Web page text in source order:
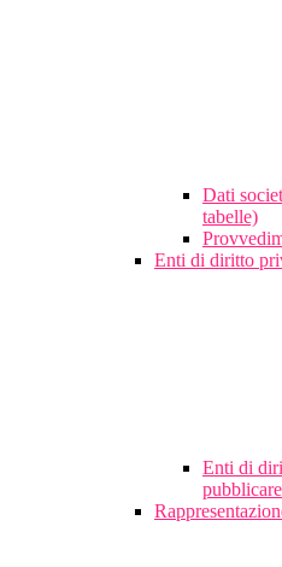
Dati
tabelle)
Enti di diritto
Enti di